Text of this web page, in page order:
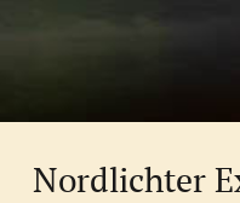
Nordlichter